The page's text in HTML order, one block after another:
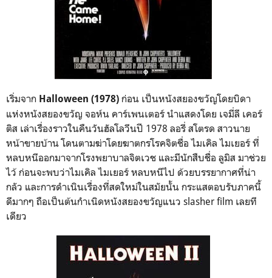
เริ่มจาก Halloween (1978) ก่อน เป็นหนังสยองขวัญโดยบิดา
แห่งหนังสยองขวัญ จอห์น คาร์เพนเตอร์ นำแสดงโดย เจมี่ลี เคอร์
ติส เล่าเรื่องราวในคืนวันฮัลโลวีนปี 1978 ลอรี่ สโตรด สาวนาย
หน้าขายบ้าน โดนตามฆ่าโดยฆาตกรโรคจิตชื่อ ไมเคิล ไมเยอร์ ที่
หลบหนีออกมาจากโรงพยาบาลจิตเวช และมีนักสืบชื่อ ลูมิส มาช่วย
ไว้ ก่อนจะพบว่าไมเคิล ไมเยอร์ หลบหนีไป ด้วยบรรยากาศที่น่า
กลัว และการดำเนินเรื่องที่สดใหม่ในสมัยนั้น กระแสตอบรับภาคนี้
ดีมากๆ ถือเป็นต้นกำเนิดหนังสยองขวัญแนว slasher film เลยที
เดียว